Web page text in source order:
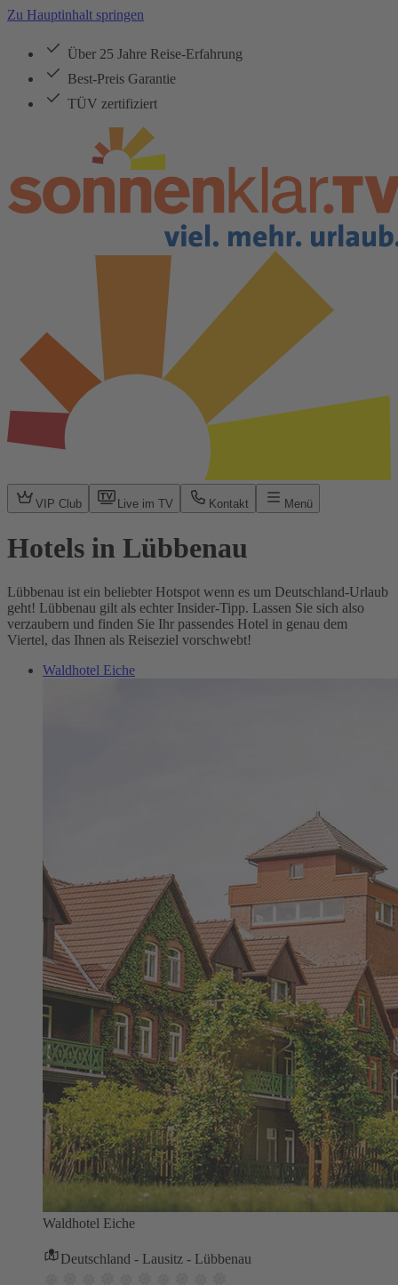
Zu Hauptinhalt springen
Über 25 Jahre Reise-Erfahrung
Best-Preis Garantie
TÜV zertifiziert
VIP Club Live im TV Kontakt Menü
Hotels in Lübbenau
Lübbenau ist ein beliebter Hotspot wenn es um Deutschland-Urlaub
geht! Lübbenau gilt als echter Insider-Tipp. Lassen Sie sich also
verzaubern und finden Sie Ihr passendes Hotel in genau dem
Viertel, das Ihnen als Reiseziel vorschwebt!
Waldhotel Eiche
Waldhotel Eiche
Deutschland - Lausitz - Lübbenau